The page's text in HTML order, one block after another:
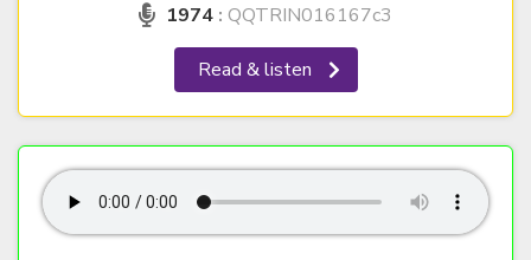
1974 : QQTRIN016167c3
Read & listen